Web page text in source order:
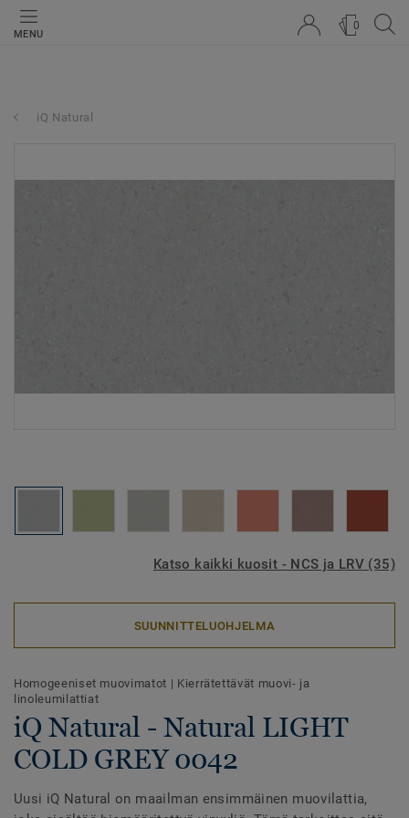
MENU
0
iQ Natural
Katso kaikki kuosit - NCS ja LRV (35)
SUUNNITTELUOHJELMA
Homogeeniset muovimatot | Kierrätettävät muovi- ja
linoleumilattiat
iQ Natural - Natural LIGHT
COLD GREY 0042
Uusi iQ Natural on maailman ensimmäinen muovilattia,